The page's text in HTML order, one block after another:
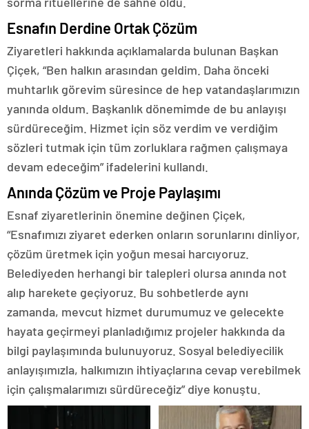
Esnafın Derdine Ortak Çözüm
Ziyaretleri hakkında açıklamalarda bulunan Başkan
Çiçek, “Ben halkın arasından geldim. Daha önceki
muhtarlık görevim süresince de hep vatandaşlarımızın
yanında oldum. Başkanlık dönemimde de bu anlayışı
sürdüreceğim. Hizmet için söz verdim ve verdiğim
sözleri tutmak için tüm zorluklara rağmen çalışmaya
devam edeceğim” ifadelerini kullandı.
Anında Çözüm ve Proje Paylaşımı
Esnaf ziyaretlerinin önemine değinen Çiçek,
“Esnafımızı ziyaret ederken onların sorunlarını dinliyor,
çözüm üretmek için yoğun mesai harcıyoruz.
Belediyeden herhangi bir talepleri olursa anında not
alıp harekete geçiyoruz. Bu sohbetlerde aynı
zamanda, mevcut hizmet durumumuz ve gelecekte
hayata geçirmeyi planladığımız projeler hakkında da
bilgi paylaşımında bulunuyoruz. Sosyal belediyecilik
anlayışımızla, halkımızın ihtiyaçlarına cevap verebilmek
için çalışmalarımızı sürdüreceğiz” diye konuştu.